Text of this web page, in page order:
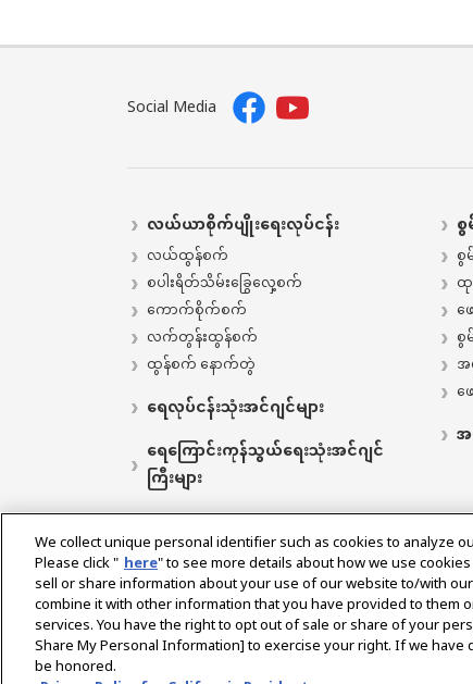
Social Media
လယ်ယာစိုက်ပျိုးရေးလုပ်ငန်း
လယ်ထွန်စက်
စပါးရိတ်သိမ်းခြွေလှေ့စက်
ကောက်စိုက်စက်
လက်တွန်းထွန်စက်
ထွန်စက် နောက်တွဲ
ရေလုပ်ငန်းသုံးအင်ဂျင်များ
ရေကြောင်းကုန်သွယ်ရေးသုံးအင်ဂျင်
ကြီးများ
စွ
ထု
ဖ
စွ
အ
ဖ
အ
Select Region
ကိုယ်ရေး မူဝါဒ
အသုံးပြုနေသော စည်းမျဉ်းစည်းကမ်းမ
We collect unique personal identifier such as cookies to analyze
Please click "here" to see more details about how we use
sell or share information about your use of our website to/with
combine it with other information that you have provided to them
services. You have the right to opt out of sale or share of your
Share My Personal Information] to exercise your right. If we
be honored.